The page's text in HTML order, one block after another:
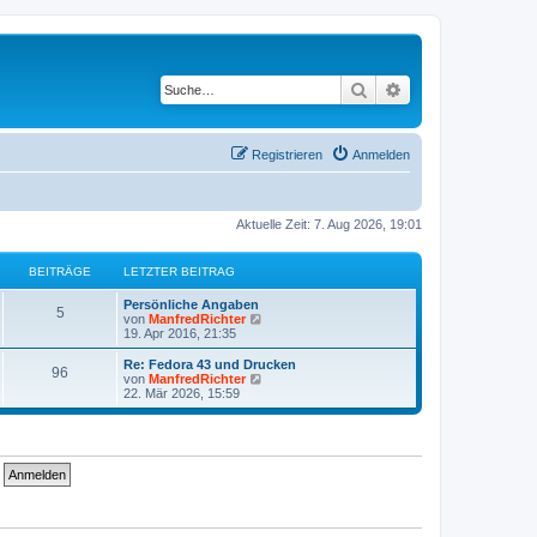
Suche
Anmelden
Registrieren
Aktuelle Zeit: 7. Aug 2026, 19:01
BEITRÄGE LETZTER BEITRAG
5
Persönliche Angaben
von ManfredRichter
u
e
r
i
19. Apr 2016, 21:35
96
Re: Fedora 43 und Drucken
von ManfredRichter
u
22. Mär 2026, 15:59